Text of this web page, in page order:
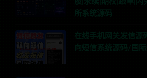
所系统源码
在线手机网关发信
向短信系统源码/国